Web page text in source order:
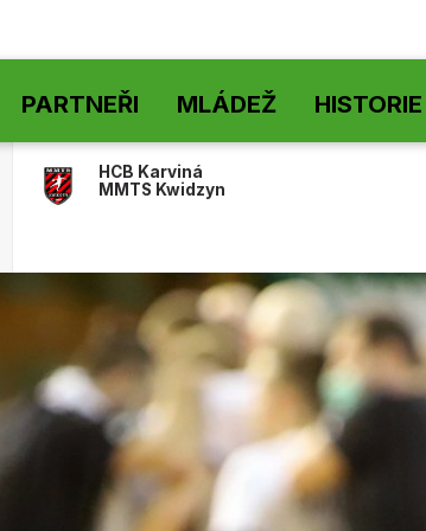
PARTNEŘI MLÁDEŽ HISTORIE
HCB Karviná
MMTS Kwidzyn